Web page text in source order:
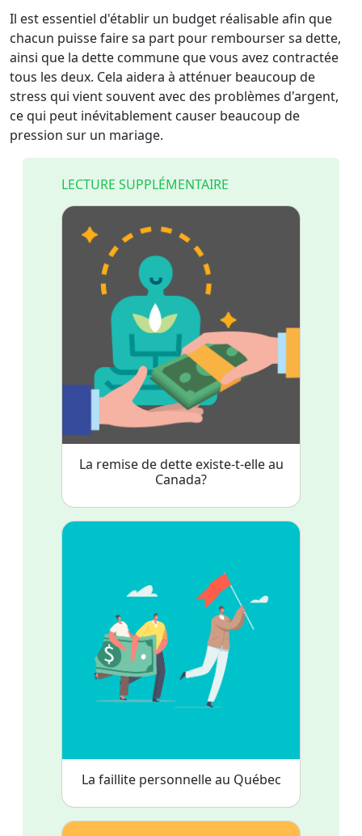
Il est essentiel d'établir un budget réalisable afin que
chacun puisse faire sa part pour rembourser sa dette,
ainsi que la dette commune que vous avez contractée
tous les deux. Cela aidera à atténuer beaucoup de
stress qui vient souvent avec des problèmes d'argent,
ce qui peut inévitablement causer beaucoup de
pression sur un mariage.
LECTURE SUPPLÉMENTAIRE
La remise de dette existe-t-elle au
Canada?
La faillite personnelle au Québec